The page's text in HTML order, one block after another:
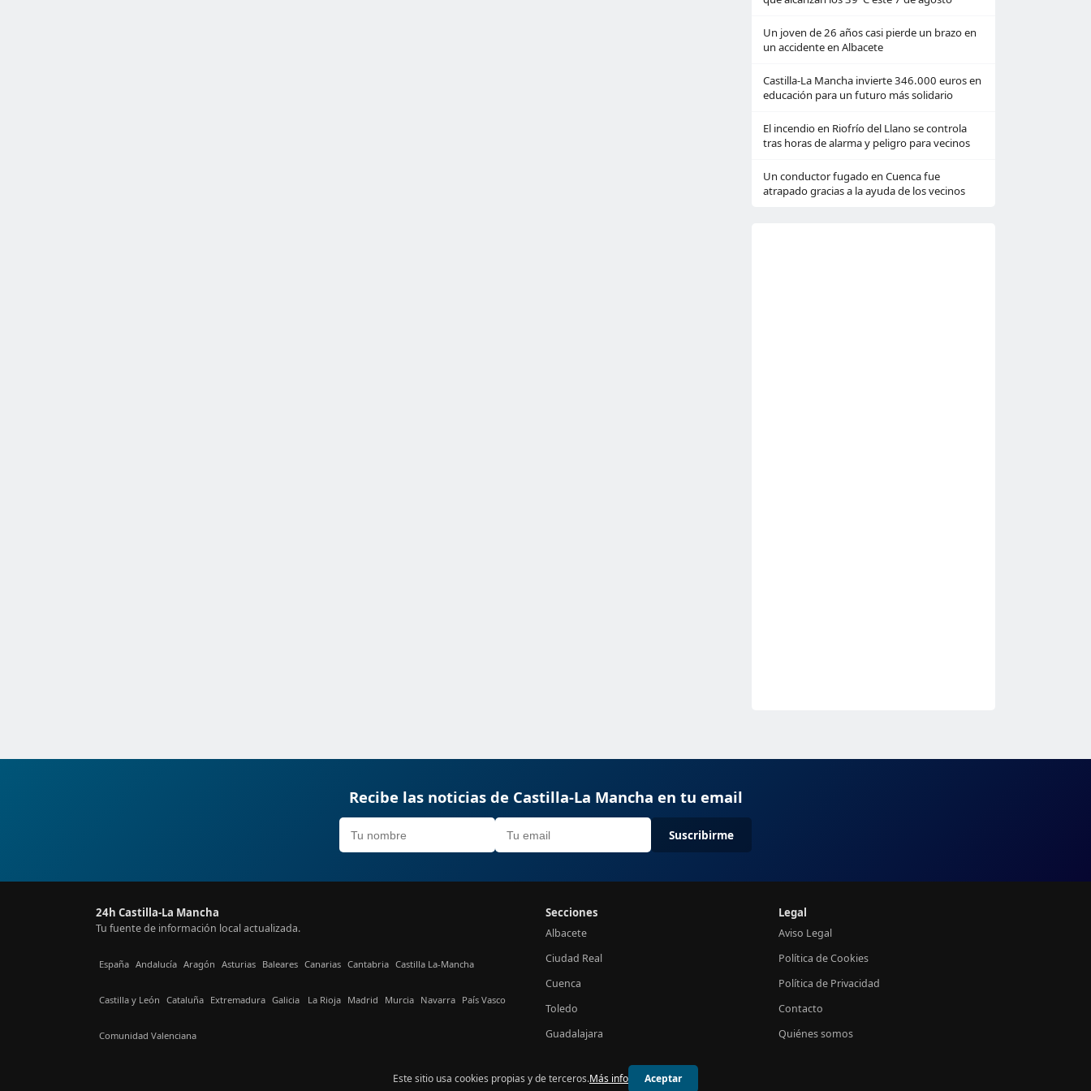
Un joven de 26 años casi pierde un brazo en
un accidente en Albacete
Castilla-La Mancha invierte 346.000 euros en
educación para un futuro más solidario
El incendio en Riofrío del Llano se controla
tras horas de alarma y peligro para vecinos
Un conductor fugado en Cuenca fue
atrapado gracias a la ayuda de los vecinos
Recibe las noticias de Castilla-La Mancha en tu email
Suscribirme
24h Castilla-La Mancha
Tu fuente de información local actualizada.
España Andalucía Aragón Asturias Baleares Canarias Cantabria Castilla La-Mancha
Castilla y León Cataluña Extremadura Galicia La Rioja Madrid Murcia Navarra País Vasco
Comunidad Valenciana
Secciones
Albacete
Ciudad Real
Cuenca
Toledo
Guadalajara
Legal
Aviso Legal
Política de Cookies
Política de Privacidad
Contacto
Quiénes somos
© 2026 24h Castilla-La Mancha
Este sitio usa cookies propias y de terceros.Más info Aceptar